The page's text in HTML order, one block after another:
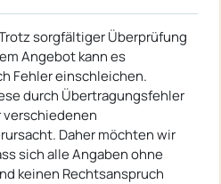
sorgfältiger Überprüfung
Angebot kann es
Fehler einschleichen.
durch Übertragungsfehler
verschiedenen
Daher möchten wir
sich alle Angaben ohne
keinen Rechtsanspruch